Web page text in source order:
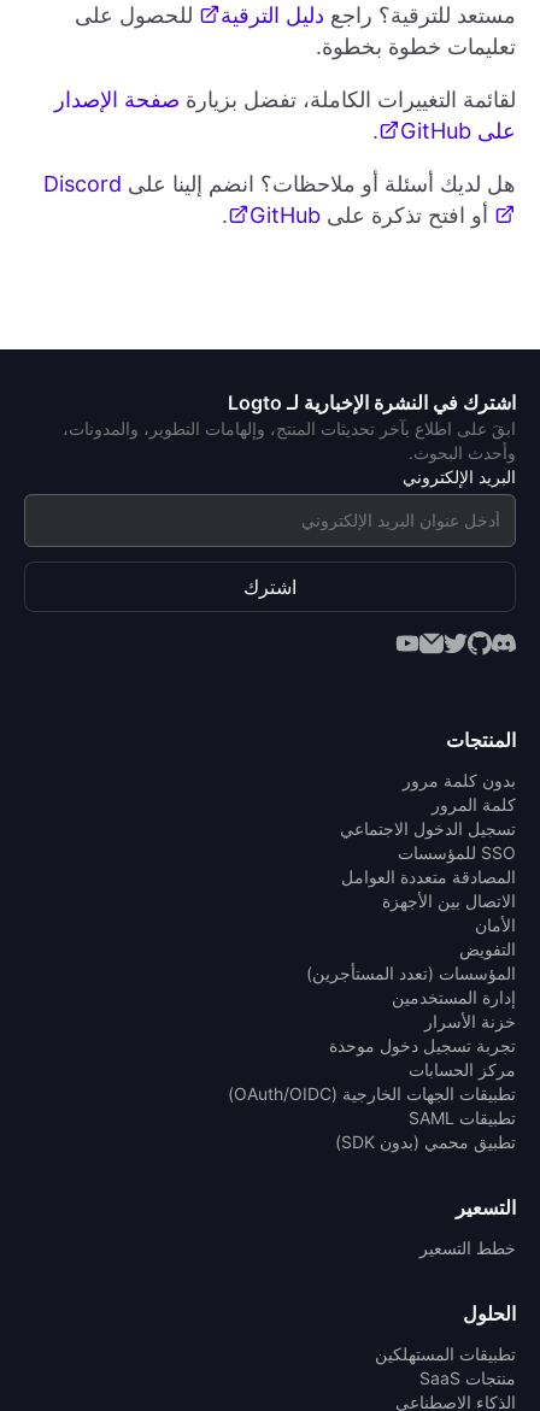
مستعد للترقية؟ راجع دليل الترقية
للحصول على
تعليمات خطوة بخطوة.
لقائمة التغييرات الكاملة، تفضل بزيارة صفحة الإصدار
على GitHub
.
هل لديك أسئلة أو ملاحظات؟ انضم إلينا على Discord
أو افتح تذكرة على GitHub
.
اشترك في النشرة الإخبارية لـ Logto
ابقَ على اطلاع بآخر تحديثات المنتج، وإلهامات التطوير، والمدونات،
وأحدث البحوث.
البريد الإلكتروني
اشترك
المنتجات
بدون كلمة مرور
كلمة المرور
تسجيل الدخول الاجتماعي
SSO للمؤسسات
المصادقة متعددة العوامل
الاتصال بين الأجهزة
الأمان
التفويض
المؤسسات (تعدد المستأجرين)
إدارة المستخدمين
خزنة الأسرار
تجربة تسجيل دخول موحدة
مركز الحسابات
تطبيقات الجهات الخارجية (OAuth/OIDC)
تطبيقات SAML
تطبيق محمي (بدون SDK)
التسعير
خطط التسعير
الحلول
تطبيقات المستهلكين
منتجات SaaS
الذكاء الاصطناعي